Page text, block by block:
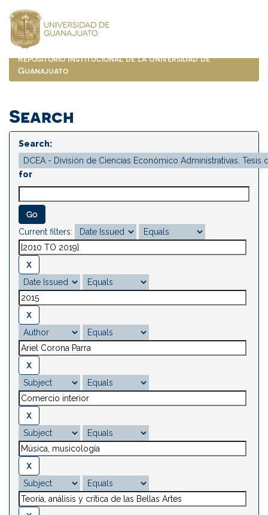
navigation
Repositorio Institucional de la Universidad de
Guanajuato
Search
Search:
for
Current filters: